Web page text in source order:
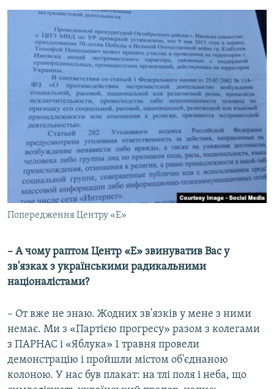
Попередження Центру «Е»
– А чому раптом Центр «Е» звинуватив Вас у
зв'язках з українськими радикальними
націоналістами?
– От вже не знаю. Жодних зв'язків у мене з ними
немає. Ми з «Партією прогресу» разом з колегами
з ПАРНАС і «Яблука» 1 травня провели
демонстрацію і пройшли містом об'єднаною
колоною. У нас був плакат: на тлі поля і неба, що